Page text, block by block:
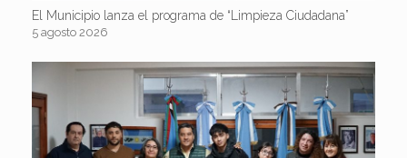
El Municipio lanza el programa de “Limpieza Ciudadana”
5 agosto 2026